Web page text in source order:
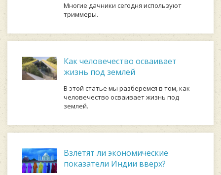
Многие дачники сегодня используют
триммеры.
Как человечество осваивает
жизнь под землей
В этой статье мы разберемся в том, как
человечество осваивает жизнь под
землей.
Взлетят ли экономические
показатели Индии вверх?